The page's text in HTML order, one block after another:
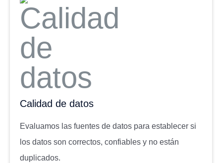
Calidad de datos
Evaluamos las fuentes de datos para establecer si
los datos son correctos, confiables y no están
duplicados.